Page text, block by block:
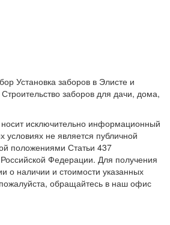
Установка заборов в Элисте и
заборов для дачи, дома,
исключительно информационный
условиях не является публичной
положениями Статьи 437
Федерации. Для получения
о наличии и стоимости указанных
обращайтесь в наш офис